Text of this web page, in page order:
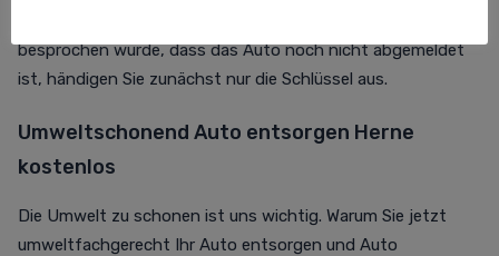
besprochen wurde, dass das Auto noch nicht abgemeldet
ist, händigen Sie zunächst nur die Schlüssel aus.
Umweltschonend Auto entsorgen Herne
kostenlos
Die Umwelt zu schonen ist uns wichtig. Warum Sie jetzt
umweltfachgerecht Ihr Auto entsorgen und Auto